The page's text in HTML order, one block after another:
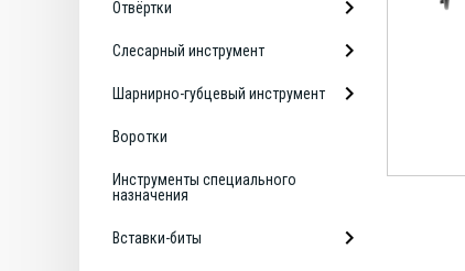
Отвёртки
Слесарный инструмент
Шарнирно-губцевый инструмент
Воротки
Инструменты специального
назначения
Вставки-биты